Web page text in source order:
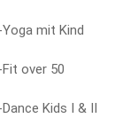
Yoga mit Kind
Fit over 50
Dance Kids I & II